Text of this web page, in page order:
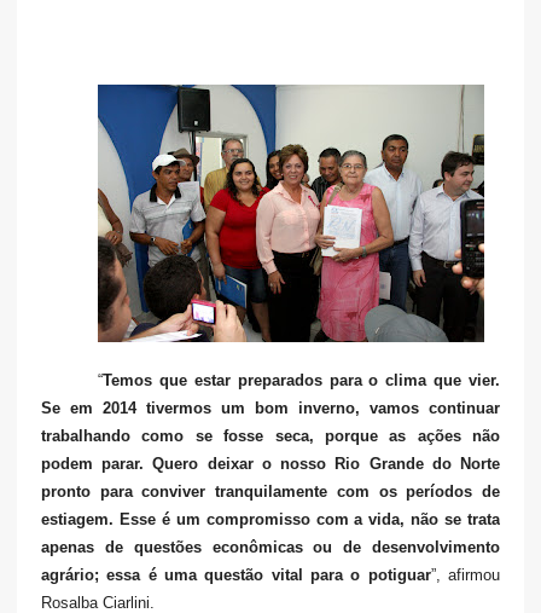
“Temos que estar preparados para o clima que vier.
Se em 2014 tivermos um bom inverno, vamos continuar
trabalhando como se fosse seca, porque as ações não
podem parar. Quero deixar o nosso Rio Grande do Norte
pronto para conviver tranquilamente com os períodos de
estiagem. Esse é um compromisso com a vida, não se trata
apenas de questões econômicas ou de desenvolvimento
agrário; essa é uma questão vital para o potiguar”, afirmou
Rosalba Ciarlini.